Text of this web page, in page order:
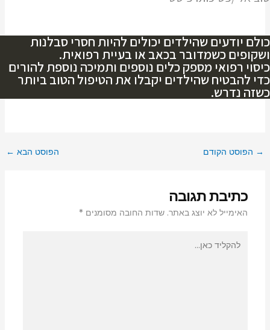
כולם יודעים שהילדים יכולים להיות חסרי סבלנות
ושקופים כשמדובר בכאב או בעיית רפואית.
כיסוי רפואי מספק כלים נוספים ותמיכה נוספת להורים
כדי להבטיח שהילדים יקבלו את הטיפול הטוב ביותר
כשזה נדרש.
→ הפוסט הקודם הפוסט הבא ←
כתיבת תגובה
האימייל לא יוצג באתר. שדות החובה מסומנים *
כאן...